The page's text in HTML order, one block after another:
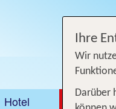
Jetzt
Hotel DEALS
Ihre
Wir
Darüber